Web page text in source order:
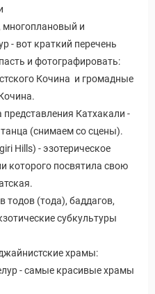
многоплановый и
- вот краткий перечень
и фотографировать:
Кочина и громадные
Катхакали -
(снимаем со сцены).
Hills) - эзотерическое
которого посвятила свою
тодов (тода), баддагов,
субкультуры
храмы:
- самые красивые храмы